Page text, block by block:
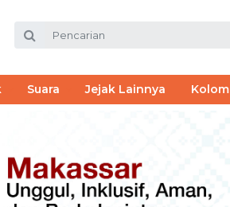
Suara Jejak Lainnya Kolom